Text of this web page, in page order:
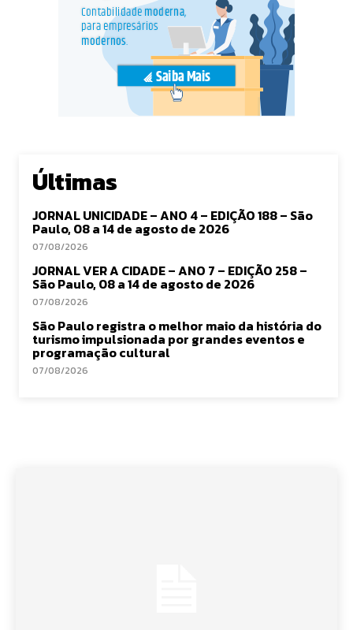
Últimas
JORNAL UNICIDADE – ANO 4 – EDIÇÃO 188 – São
Paulo, 08 a 14 de agosto de 2026
07/08/2026
JORNAL VER A CIDADE – ANO 7 – EDIÇÃO 258 –
São Paulo, 08 a 14 de agosto de 2026
07/08/2026
São Paulo registra o melhor maio da história do
turismo impulsionada por grandes eventos e
programação cultural
07/08/2026